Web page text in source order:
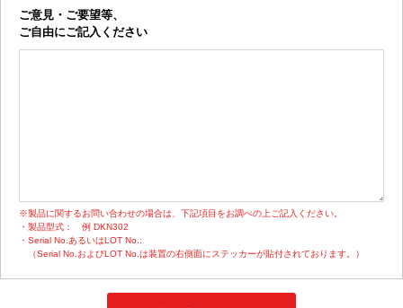
ご意見・ご要望等、
ご自由にご記入ください
※製品に関するお問い合わせの場合は、下記項目をお調べの上ご記入ください。
・製品型式：
例 DKN302
・Serial No.あるいはLOT No.:
（Serial No.およびLOT No.は装置の右側面にステッカーが貼付されております。）